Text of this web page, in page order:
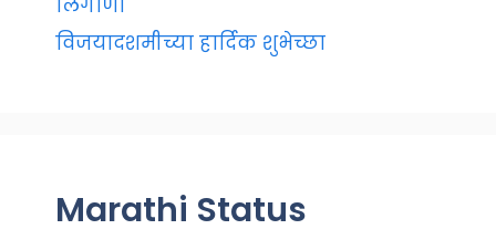
लिंगाणा
विजयादशमीच्या हार्दिक शुभेच्छा
Marathi Status